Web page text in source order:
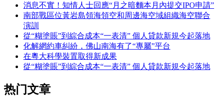
消息不實！知情人士回應“月之暗麵本月內提交IPO申請”
南部戰區位黃岩島領海領空和周邊海空域組織海空聯合
演訓
從“糊塗賬”到綜合成本“一表清” 個人貸款新規今起落地
化解網約車糾紛，佛山南海有了“專屬”平台
在粵大科學裝置取得新成果
從“糊塗賬”到綜合成本“一表清” 個人貸款新規今起落地
热门文章